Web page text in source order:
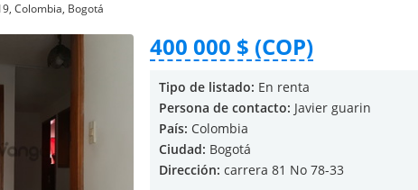
Colombia, Bogotá
400 000 $ (COP)
Tipo de listado: En renta
Persona de contacto: Javier guarin
País: Colombia
Ciudad: Bogotá
Dirección: carrera 81 No 78-33